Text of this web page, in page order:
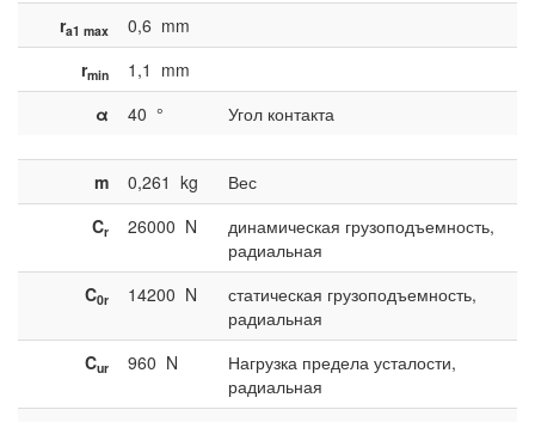
ra1 max 0,6 mm
rmin 1,1 mm
α
40 ° Угол контакта
m 0,261 kg
Вес
Cr 26000 N
динамическая грузоподъемность,
радиальная
C0r 14200 N
статическая грузоподъемность,
радиальная
Cur 960 N
Нагрузка предела усталости,
радиальная